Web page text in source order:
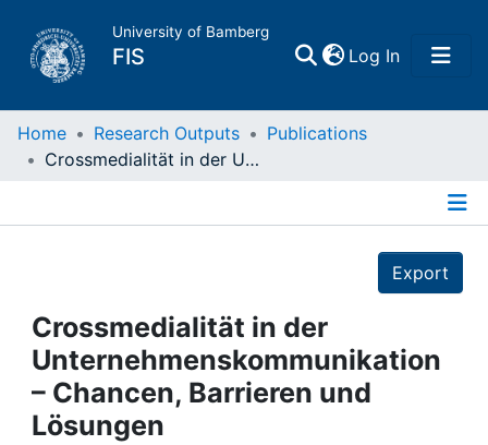
University of Bamberg
FIS Log In(current)
Home
People
Institutions
Home Research Outputs
Publications
Crossmedialität in der Unternehmenskommunikation – Chancen, Barrieren und Lösungen
Export
Crossmedialität in der
Unternehmenskommunikation
– Chancen, Barrieren und
Lösungen